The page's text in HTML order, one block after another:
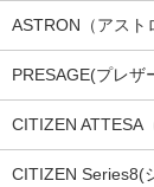
ASTRON（アスト
PRESAGE(プレザ
CITIZEN ATTESA
CITIZEN Series8(